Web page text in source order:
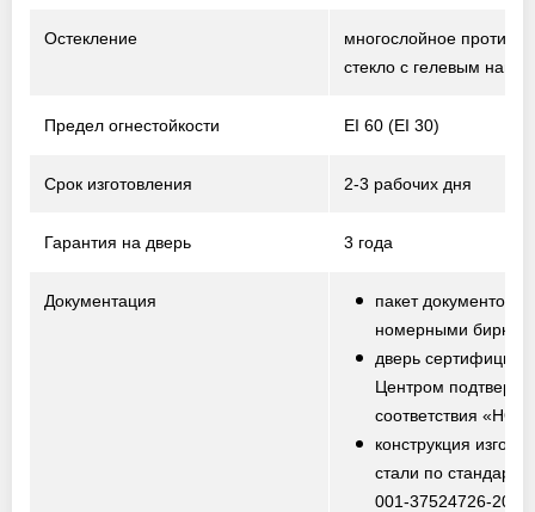
Остекление
многослойное
стекло с гелевым
Предел огнестойкости EI 60 (EI 30)
Срок изготовления 2-3 рабочих дня
Гарантия на дверь 3 года
Документация
пакет документов с
номерными
дверь
Центром
соответствия
конструкция
стали по
001-37524726-2012